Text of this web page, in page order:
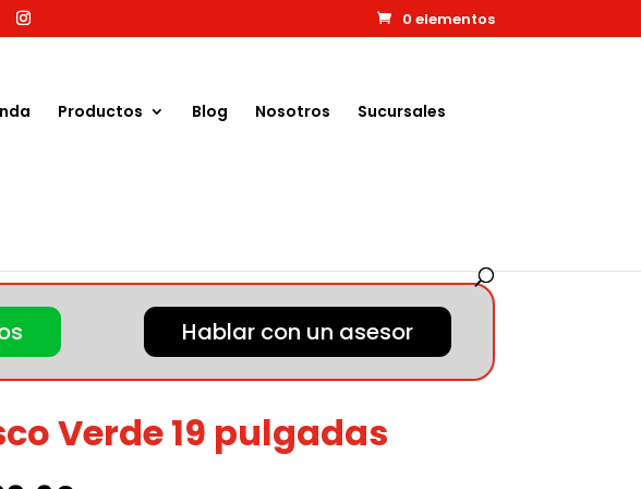
0 elementos
Productos Blog Nosotros Sucursales
Búsqueda
Hablar con un asesor
Verde 19 pulgadas